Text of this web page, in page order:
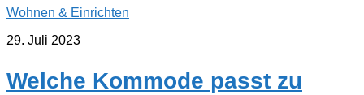
Wohnen & Einrichten
29. Juli 2023
Welche Kommode passt zu